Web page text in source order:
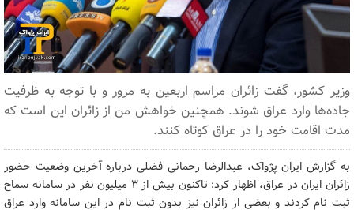
وزیر کشور، گفت زائران مراسم اربعین به مرور و با توجه به ظرفیت
جاده‌ها وارد عراق شوند. همچنین خواهش من از زائران این است که
مدت اقامت خود را در عراق کوتاه کنند.
به گزارش ایران پژواک، عبدالرضا رحمانی فضلی درباره‌ آخرین وضعیت حضور
زائران ایران در عراق، اظهار کرد: تاکنون بیش از 3 میلیون نفر در سامانه سماح
ثبت نام کردند و بعضی از زائران نیز بدون ثبت نام در این سامانه وارد عراق